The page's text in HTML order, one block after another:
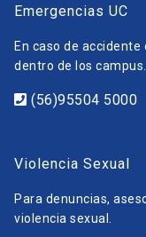
Emergencias UC
En caso de
dentro de los campus.
(56)95504 5000
Violencia Sexual
Para denuncias,
violencia sexual.